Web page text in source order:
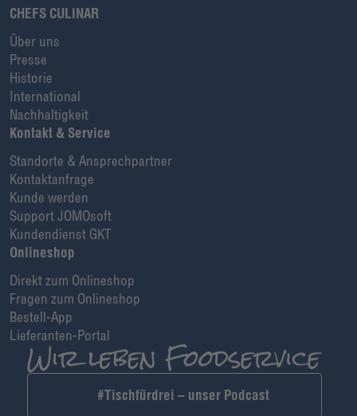
CHEFS CULINAR
Über uns
Presse
Historie
International
Nachhaltigkeit
Kontakt & Service
Standorte & Ansprechpartner
Kontaktanfrage
Kunde werden
Support JOMOsoft
Kundendienst GKT
Onlineshop
Direkt zum Onlineshop
Fragen zum Onlineshop
Bestell-App
Lieferanten-Portal
#Tischfürdrei – unser Podcast